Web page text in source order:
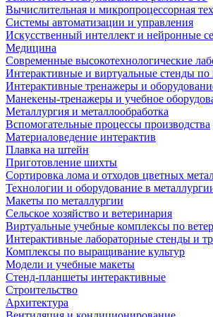
Вычислительная и микропроцессорная
Системы автоматизации и управления
Искусственный интеллект и нейронные
Медицина
Современные высокотехнологические
Интерактивные и виртуальные стенды
Интерактивные тренажеры и
Манекены-тренажеры и учебное
Металлургия и металлообработка
Вспомогательные процессы производства
Материаловедение интерактив
Плавка на штейн
Приготовление шихты
Сортировка лома и отходов цветных
Технологии и оборудование в
Макеты по металлургии
Сельское хозяйство и ветеринария
Виртуальные учебные комплексы по
Интерактивные лабораторные стенды и
Комплексы по выращивание культур
Модели и учебные макеты
Стенд-планшеты интерактивные
Строительство
Архитектура